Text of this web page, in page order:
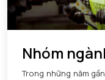
Nhóm
Trong những năm